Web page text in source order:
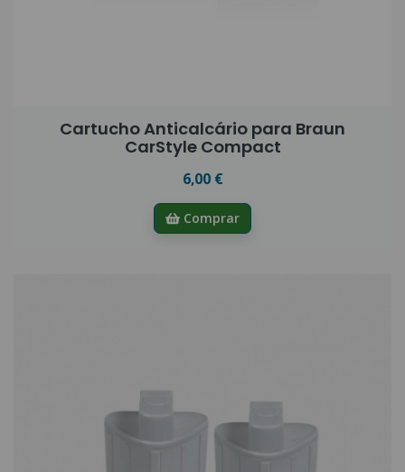
Cartucho Anticalcário para Braun
CarStyle Compact
6,00 €
Comprar